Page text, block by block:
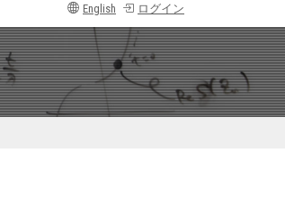
English ログイン